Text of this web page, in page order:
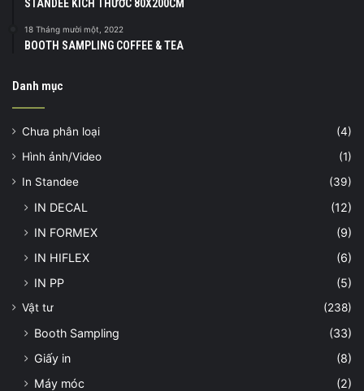
STANDEE KÍCH THƯỚC 80X200CM
18 Tháng mười một, 2022
BOOTH SAMPLING COFFEE & TEA
Danh mục
Chưa phân loại
(4)
Hình ảnh/Video
(1)
In Standee
(39)
IN DECAL
(12)
IN FORMEX
(9)
IN HIFLEX
(6)
IN PP
(5)
Vật tư (238)
Booth Sampling
(33)
Giấy in
(8)
Máy móc
(2)